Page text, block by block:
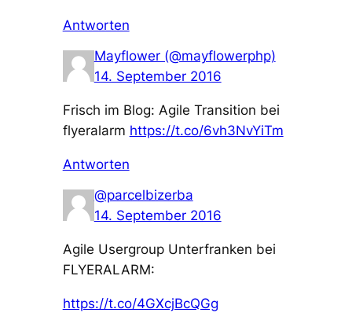
Antworten
Mayflower (@mayflowerphp)
14. September 2016
Frisch im Blog: Agile Transition bei
flyeralarm https://t.co/6vh3NvYiTm
Antworten
@parcelbizerba
14. September 2016
Agile Usergroup Unterfranken bei
FLYERALARM:
https://t.co/4GXcjBcQGg